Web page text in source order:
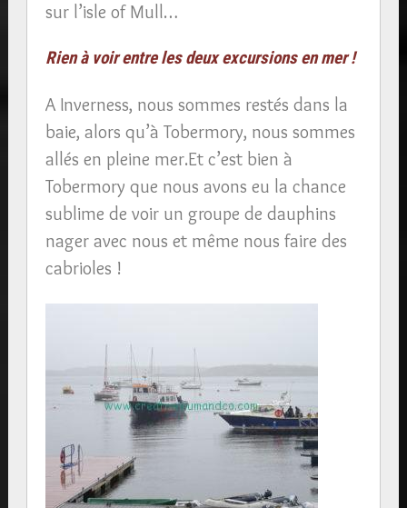
sur l’isle of Mull…
Rien à voir entre les deux excursions en mer !
A Inverness, nous sommes restés dans la
baie, alors qu’à Tobermory, nous sommes
allés en pleine mer.Et c’est bien à
Tobermory que nous avons eu la chance
sublime de voir un groupe de dauphins
nager avec nous et même nous faire des
cabrioles !